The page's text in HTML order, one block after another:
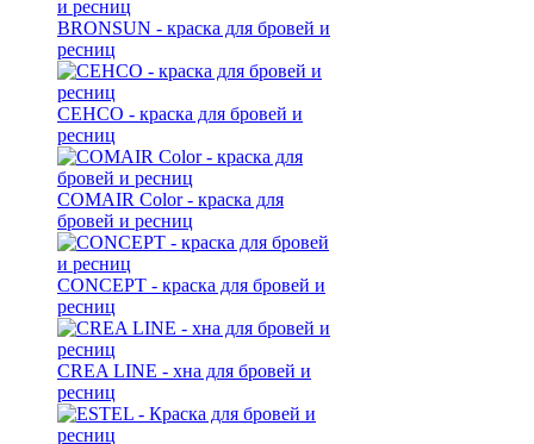
BRONSUN - краска для бровей и
ресниц
CEHCO - краска для бровей и
ресниц
COMAIR Color - краска для
бровей и ресниц
CONCEPT - краска для бровей и
ресниц
CREA LINE - хна для бровей и
ресниц